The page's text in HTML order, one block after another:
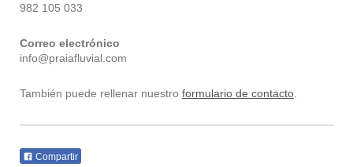
982 105 033
Correo electrónico
info@praiafluvial.com
También puede rellenar nuestro formulario de contacto
Compartir